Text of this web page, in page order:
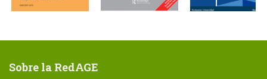
Sobre la RedAGE